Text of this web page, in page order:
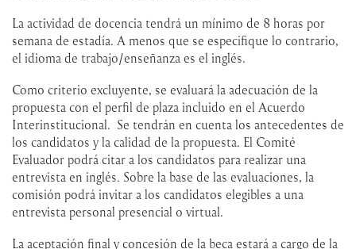
La actividad de docencia tendrá un mínimo de 8 horas por
semana de estadía. A menos que se especifique lo contrario,
el idioma de trabajo/enseñanza es el inglés.
Como criterio excluyente, se evaluará la adecuación de la
propuesta con el perfil de plaza incluido en el Acuerdo
Interinstitucional. Se tendrán en cuenta los antecedentes de
los candidatos y la calidad de la propuesta. El Comité
Evaluador podrá citar a los candidatos para realizar una
entrevista en inglés. Sobre la base de las evaluaciones, la
comisión podrá invitar a los candidatos elegibles a una
entrevista personal presencial o virtual.
La aceptación final y concesión de la beca estará a cargo de la